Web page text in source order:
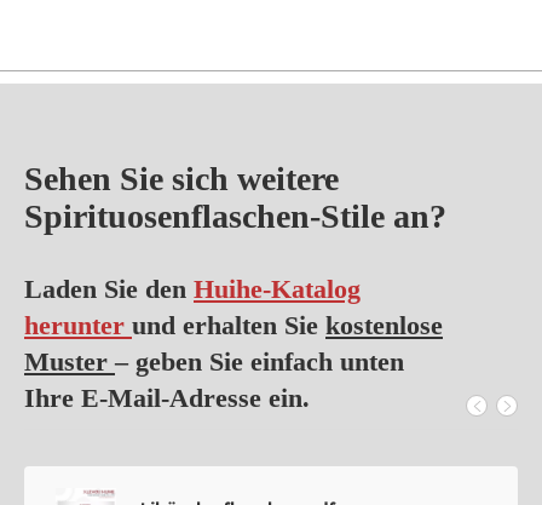
Sehen Sie sich weitere
Spirituosenflaschen-Stile an?
Laden Sie den Huihe-Katalog
herunter und erhalten Sie kostenlose
Muster– geben Sie einfach unten
Ihre E-Mail-Adresse ein.